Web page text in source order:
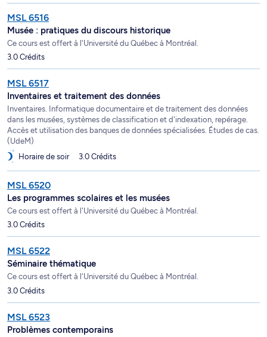
MSL 6516
Musée : pratiques du discours historique
Ce cours est offert à l'Université du Québec à Montréal.
3.0 Crédits
MSL 6517
Inventaires et traitement des données
Inventaires. Informatique documentaire et de traitement des données
dans les musées, systèmes de classification et d'indexation, repérage.
Accès et utilisation des banques de données spécialisées. Études de cas.
(UdeM)
Horaire de soir
3.0 Crédits
MSL 6520
Les programmes scolaires et les musées
Ce cours est offert à l'Université du Québec à Montréal.
3.0 Crédits
MSL 6522
Séminaire thématique
Ce cours est offert à l'Université du Québec à Montréal.
3.0 Crédits
MSL 6523
Problèmes contemporains